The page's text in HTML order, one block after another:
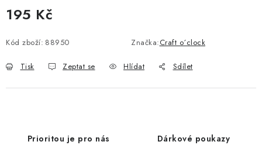
195 Kč
Kód zboží: 88950 Značka:Craft o´clock
Tisk Zeptat se Hlídat Sdílet
Prioritou je pro nás Dárkové poukazy